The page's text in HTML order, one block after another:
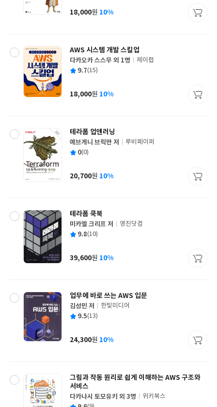
사
가
18,000원 10%
AWS 시스템 개발 스킬업
글
쓴
다카오카 스스무 외 1명
출
사
제이펍
평 9.7(15)
가
18,000원 10%
테라폼 업앤러닝
글
쓴
예브게니 브릭만 저
출
사
루비페이퍼
평 0(0)
가
20,700원 10%
테라폼 쿡북
글
쓴
미카엘 크리프 저
출
사
영진닷컴
평 9.8(10)
가
39,600원 10%
업무에 바로 쓰는 AWS 입문
글
쓴
김성민 저
출
사
한빛미디어
평 9.5(13)
가
24,300원 10%
그림과 작동 원리로 쉽게 이해하는 AWS 구조와
서비스
글
다카나시 토모유키 외 3명
위키북스